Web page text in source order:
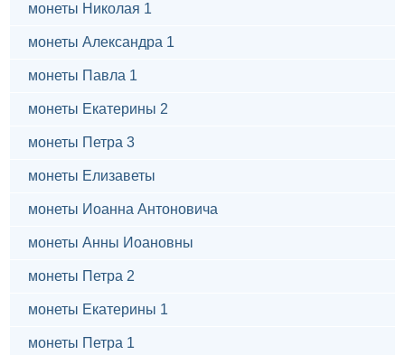
монеты Николая 1
монеты Александра 1
монеты Павла 1
монеты Екатерины 2
монеты Петра 3
монеты Елизаветы
монеты Иоанна Антоновича
монеты Анны Иоановны
монеты Петра 2
монеты Екатерины 1
монеты Петра 1